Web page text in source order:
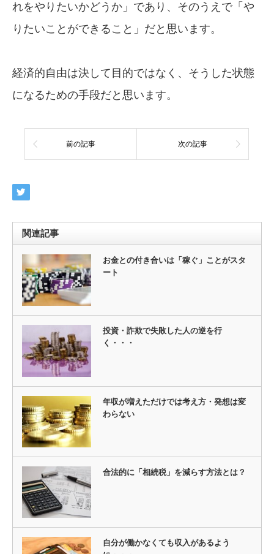
れをやりたいかどうか」であり、そのうえで「や
りたいことができること」だと思います。
経済的自由は決して目的ではなく、そうした状態
になるための手段だと思います。
前の記事 次の記事
関連記事
お金との付き合いは「稼ぐ」ことがスタ
ート
投資・詐欺で失敗した人の逆を行
く・・・
年収が増えただけでは考え方・発想は変
わらない
合法的に「相続税」を減らす方法とは？
自分が働かなくても収入があるよう